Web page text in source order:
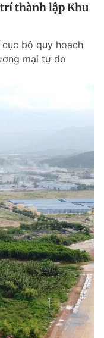
thành lập Khu
cục bộ quy hoạch
mại tự do